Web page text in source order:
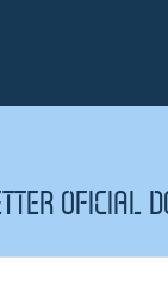
OFICIAL